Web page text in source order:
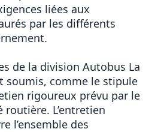
liées aux
par les différents
de la division Autobus La
soumis, comme le stipule
rigoureux prévu par le
routière. L’entretien
l’ensemble des